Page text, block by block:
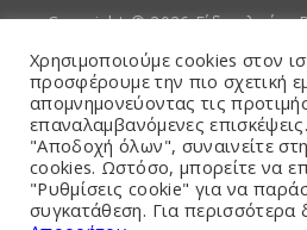
Copyright © 2026Είδη
reserved. Powered by
Όροι και
Χρησιμοποιούμε cookies στον
προσφέρουμε την πιο σχετική
απομνημονεύοντας τις
επαναλαμβανόμενες
"Αποδοχή όλων", συναινείτε
cookies. Ωστόσο, μπορείτε να
"Ρυθμίσεις cookie" για να
συγκατάθεση. Για περισσότερα